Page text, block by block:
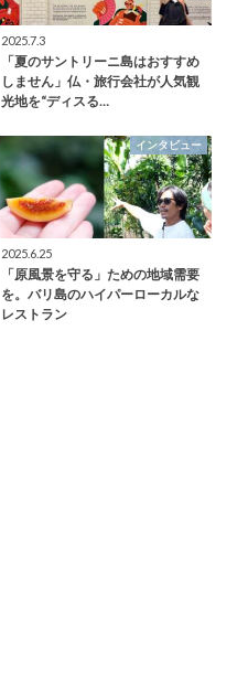
2025.7.3
「夏のサントリーニ島はおすすめ
しません」仏・旅行会社が人気観
光地を“ディスる…
インタビュー
2025.6.25
「原風景を守る」ための地域需要
を。バリ島のハイパーローカルな
レストラン